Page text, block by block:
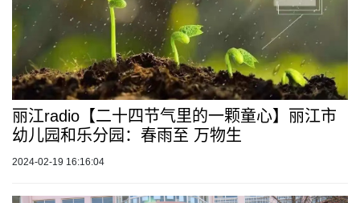
丽江radio【二十四节气里的一颗童心】丽江市
幼儿园和乐分园：春雨至 万物生
2024-02-19 16:16:04